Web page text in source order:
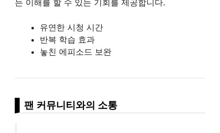
는 이해를 할 수 있는 기회를 제공합니다.
유연한 시청 시간
반복 학습 효과
놓친 에피소드 보완
팬 커뮤니티와의 소통